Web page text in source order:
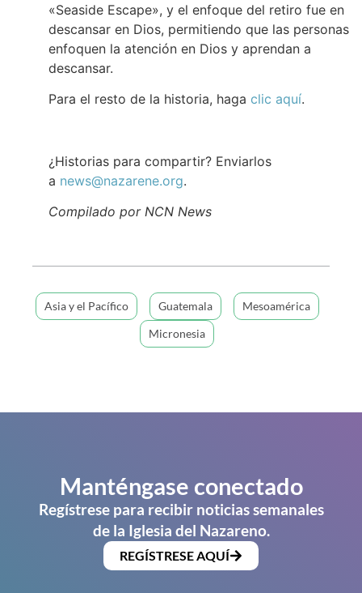
«Seaside Escape», y el enfoque del retiro fue en
descansar en Dios, permitiendo que las personas
enfoquen la atención en Dios y aprendan a
descansar.
Para el resto de la historia, haga clic aquí.
¿Historias para compartir? Enviarlos
a news@nazarene.org.
Compilado por NCN News
Asia y el Pacífico Guatemala
Mesoamérica
Micronesia
Manténgase conectado
Regístrese para recibir noticias semanales
de la Iglesia del Nazareno.
REGÍSTRESE AQUÍ